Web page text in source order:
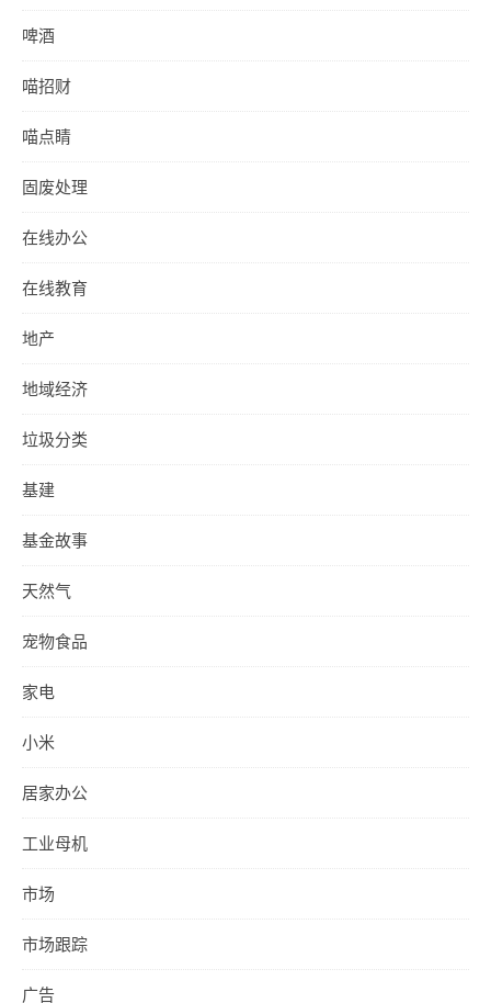
啤酒
喵招财
喵点睛
固废处理
在线办公
在线教育
地产
地域经济
垃圾分类
基建
基金故事
天然气
宠物食品
家电
小米
居家办公
工业母机
市场
市场跟踪
广告